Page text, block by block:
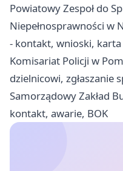
Powiatowy Zespoł do
Niepełnosprawności w
- kontakt, wnioski,
Komisariat Policji w
dzielnicowi, zgłaszanie
Samorządowy Zakład
kontakt, awarie, BOK